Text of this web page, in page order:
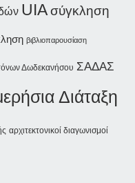
UIA σύγκληση
βιβλιοπαρουσίαση
Δωδεκανήσου ΣΑΔΑΣ
Διάταξη
αρχιτεκτονικοί διαγωνισμοί